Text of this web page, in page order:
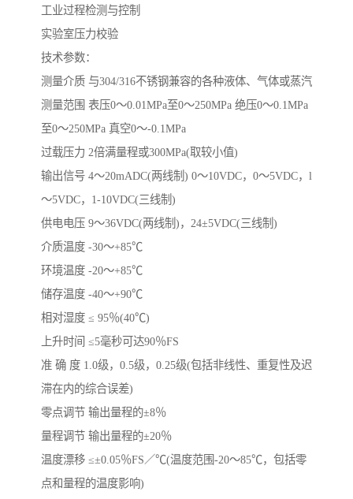
工业过程检测与控制
实验室压力校验
技术参数：
测量介质 与304/316不锈钢兼容的各种液体、气体或蒸汽
测量范围 表压0～0.01MPa至0～250MPa 绝压0～0.1MPa
至0～250MPa 真空0～-0.1MPa
过载压力 2倍满量程或300MPa(取较小值)
输出信号 4～20mADC(两线制) 0～10VDC，0～5VDC，l
～5VDC，1-10VDC(三线制)
供电电压 9～36VDC(两线制)，24±5VDC(三线制)
介质温度 -30～+85℃
环境温度 -20～+85℃
储存温度 -40～+90℃
相对湿度 ≤ 95％(40℃)
上升时间 ≤5毫秒可达90％FS
准 确 度 1.0级，0.5级，0.25级(包括非线性、重复性及迟
滞在内的综合误差)
零点调节 输出量程的±8％
量程调节 输出量程的±20％
温度漂移 ≤±0.05％FS／℃(温度范围-20～85℃，包括零
点和量程的温度影响)